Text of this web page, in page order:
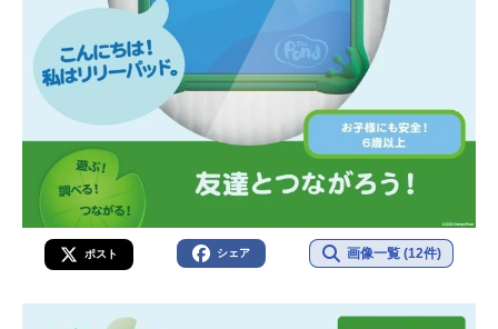
ポスト シェア 画像一覧 (12件)